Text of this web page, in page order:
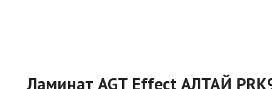
Ламинат AGT Effect АЛТАЙ